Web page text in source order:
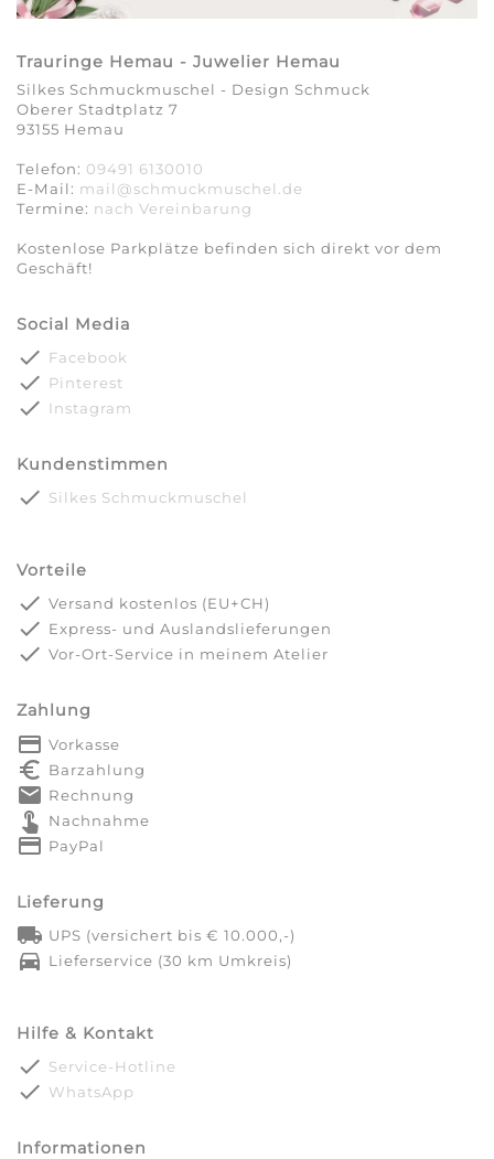
Trauringe Hemau - Juwelier Hemau
Silkes Schmuckmuschel - Design Schmuck
Oberer Stadtplatz 7
93155 Hemau
Telefon: 09491 6130010
E-Mail: mail@schmuckmuschel.de
Termine: nach Vereinbarung​​​​​​​
Kostenlose Parkplätze befinden sich direkt vor dem
Geschäft!
Social Media
done Facebook
done Pinterest
done Instagram
Kundenstimmen
done Silkes Schmuckmuschel
Vorteile
done Versand kostenlos (EU+CH)
done Express- und Auslandslieferungen
done Vor-Ort-Service in meinem Atelier
Zahlung
payment Vorkasse
euro_symbol Barzahlung
markunread Rechnung
touch_app Nachnahme
credit_card PayPal
Lieferung
local_shipping UPS (versichert bis € 10.000,-)
directions_car Lieferservice (30 km Umkreis)
Hilfe & Kontakt
done Service-Hotline
done WhatsApp
Informationen